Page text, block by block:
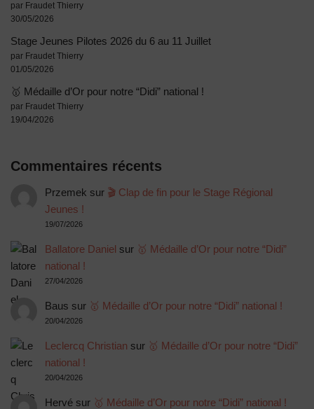
par Fraudet Thierry
30/05/2026
Stage Jeunes Pilotes 2026 du 6 au 11 Juillet
par Fraudet Thierry
01/05/2026
🥇 Médaille d’Or pour notre “Didi” national !
par Fraudet Thierry
19/04/2026
Commentaires récents
Przemek sur 🎬 Clap de fin pour le Stage Régional
Jeunes !
19/07/2026
Ballatore Daniel sur 🥇 Médaille d’Or pour notre “Didi”
national !
27/04/2026
Baus sur 🥇 Médaille d’Or pour notre “Didi” national !
20/04/2026
Leclercq Christian sur 🥇 Médaille d’Or pour notre “Didi”
national !
20/04/2026
Hervésur 🥇 Médaille d’Or pour notre “Didi” national !